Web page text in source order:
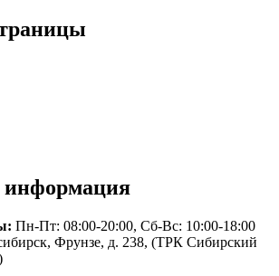
информация
Пн-Пт: 08:00-20:00, Сб-Вс: 10:00-18:00
Фрунзе, д. 238, (ТРК Сибирский